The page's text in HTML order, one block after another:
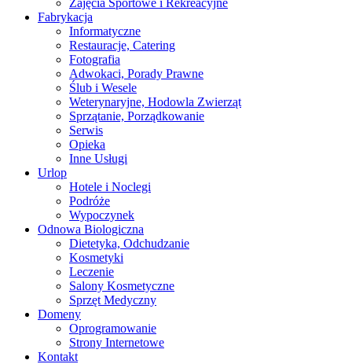
Zajęcia Sportowe i Rekreacyjne
Fabrykacja
Informatyczne
Restauracje, Catering
Fotografia
Adwokaci, Porady Prawne
Ślub i Wesele
Weterynaryjne, Hodowla Zwierząt
Sprzątanie, Porządkowanie
Serwis
Opieka
Inne Usługi
Urlop
Hotele i Noclegi
Podróże
Wypoczynek
Odnowa Biologiczna
Dietetyka, Odchudzanie
Kosmetyki
Leczenie
Salony Kosmetyczne
Sprzęt Medyczny
Domeny
Oprogramowanie
Strony Internetowe
Kontakt